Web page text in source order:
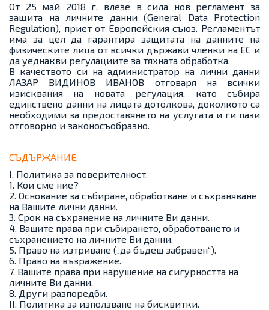
От 25 май 2018 г. влeзe в сила нов регламент за
защита на личните данни (General Data Protection
Regulation), приет от Европейския съюз. Регламентът
има за цел да гарантира защитата на данните на
физическите лица от всички държави членки на ЕС и
да уеднакви регулациите за тяхната обработка.
В качеството си на администратор на лични данни
ЛАЗАР ВИДИНОВ ИВАНОВ отговаря на всички
изисквания на новата регулация, като събира
единствено данни на лицата дотолкова, доколкото са
необходими за предоставянето на услугата и ги пази
отговорно и законосъобразно.
СЪДЪРЖАНИЕ:
I. Политика за поверителност.
1. Кои сме ние?
2. Основание за събиране, обработване и съхраняване
на Вашите лични данни.
3. Срок на съхранение на личните Ви данни.
4. Вашите права при събирането, обработването и
съхранението на личните Ви данни.
5. Право на изтриване („да бъдеш забравен“).
6. Право на възражение.
7. Вашите права при нарушение на сигурността на
личните Ви данни.
8. Други разпоредби.
II. Политика за използване на бисквитки.